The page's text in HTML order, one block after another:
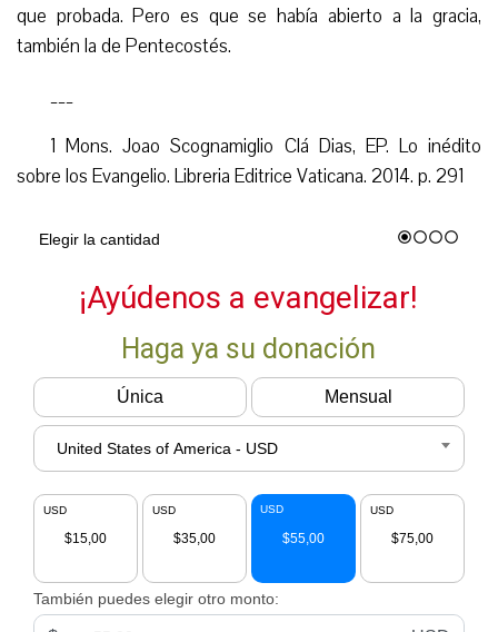
que probada. Pero es que se había abierto a la gracia,
también la de Pentecostés.
1 Mons. Joao Scognamiglio Clá Dias, EP. Lo inédito
sobre los Evangelio. Libreria Editrice Vaticana. 2014. p. 291